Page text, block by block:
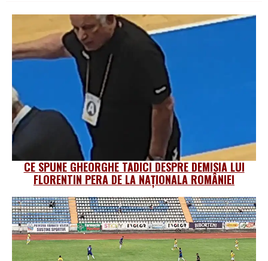
CE SPUNE GHEORGHE TADICI DESPRE DEMISIA LUI
FLORENTIN PERA DE LA NAȚIONALA ROMÂNIEI